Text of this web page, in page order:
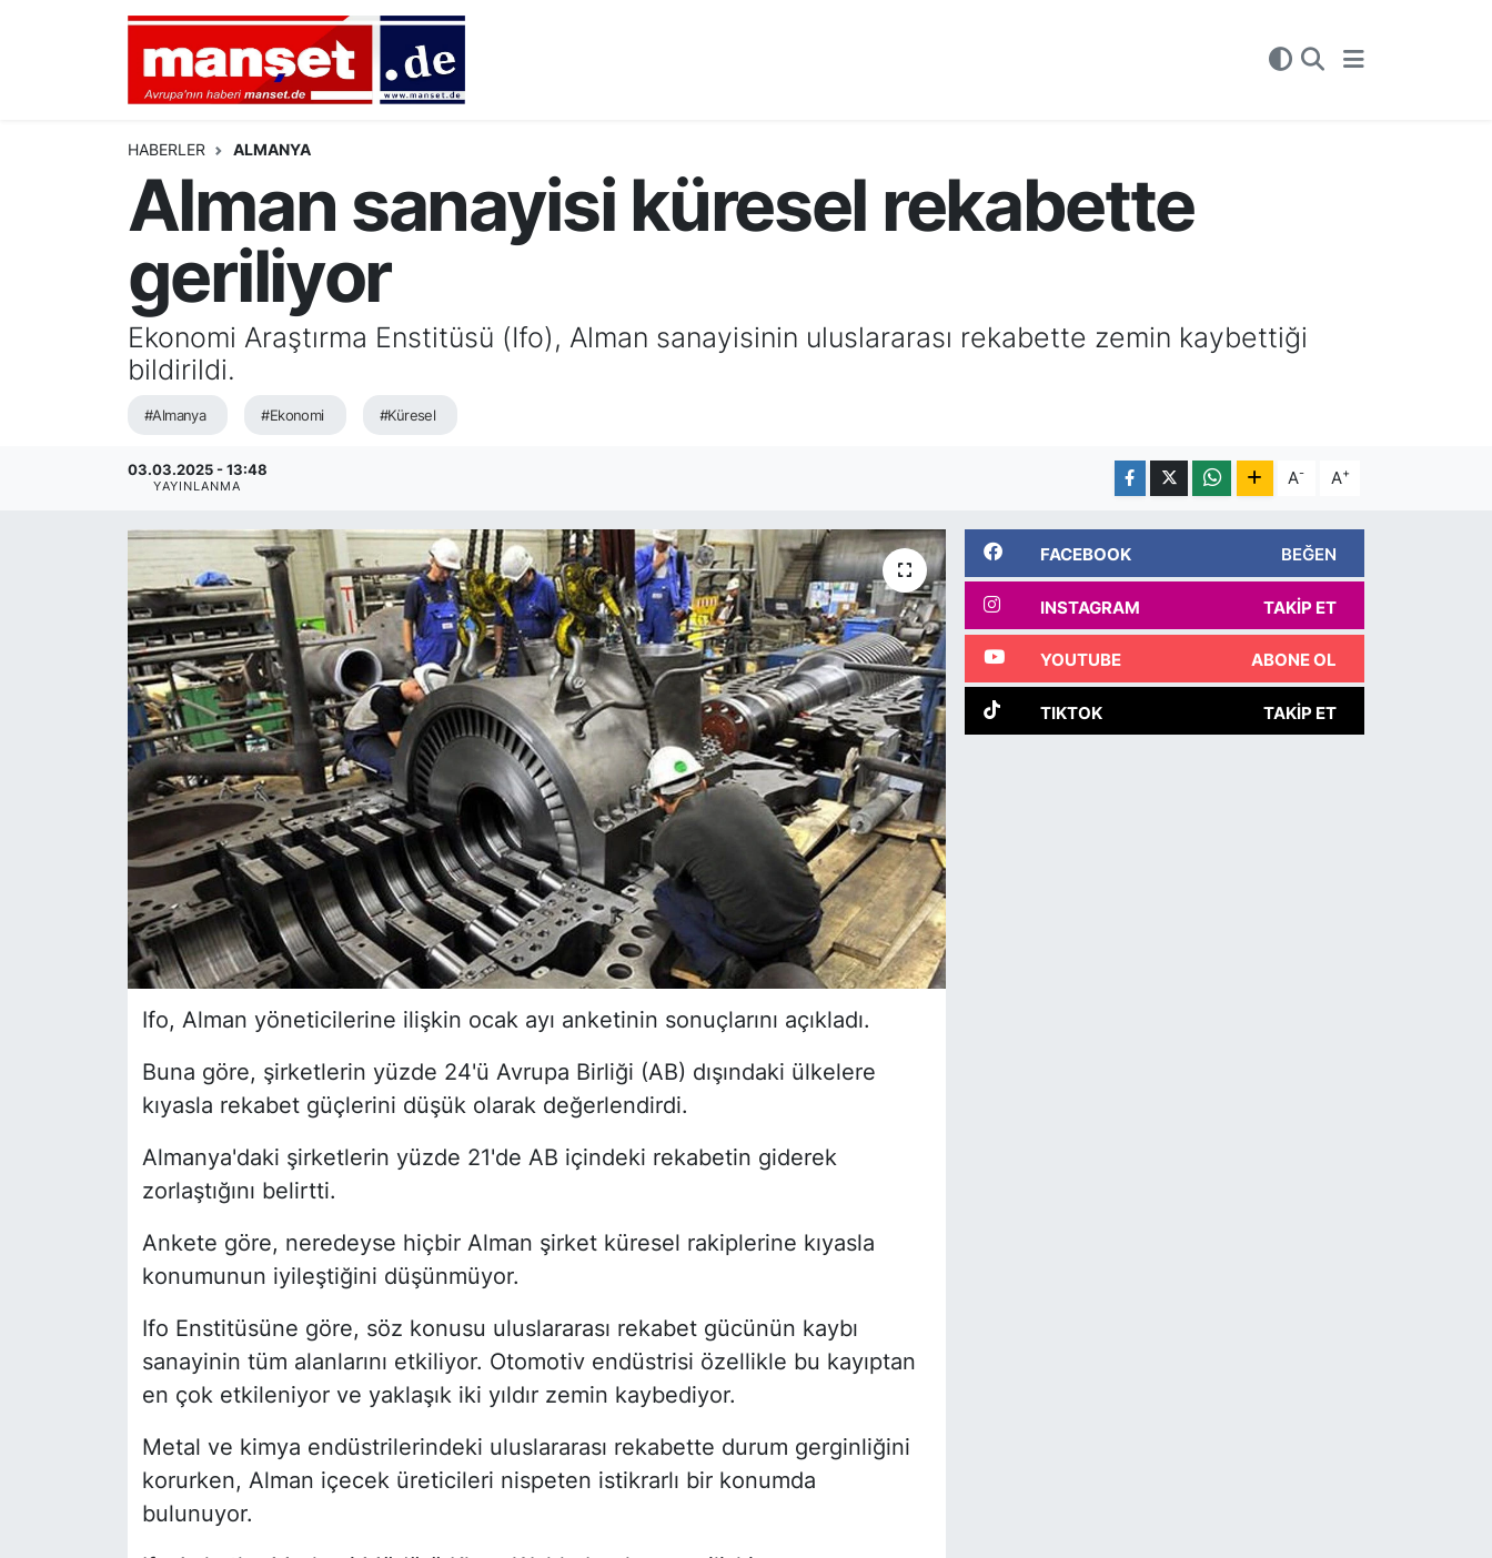
HABERLER ALMANYA
Alman sanayisi küresel rekabette
geriliyor
Ekonomi Araştırma Enstitüsü (Ifo), Alman sanayisinin uluslararası rekabette zemin kaybettiği
bildirildi.
#Almanya #Ekonomi #Küresel
03.03.2025 - 13:48
YAYINLANMA A- A+
Ifo, Alman yöneticilerine ilişkin ocak ayı anketinin sonuçlarını açıkladı.
Buna göre, şirketlerin yüzde 24'ü Avrupa Birliği (AB) dışındaki ülkelere
kıyasla rekabet güçlerini düşük olarak değerlendirdi.
Almanya'daki şirketlerin yüzde 21'de AB içindeki rekabetin giderek
zorlaştığını belirtti.
Ankete göre, neredeyse hiçbir Alman şirket küresel rakiplerine kıyasla
konumunun iyileştiğini düşünmüyor.
Ifo Enstitüsüne göre, söz konusu uluslararası rekabet gücünün kaybı
sanayinin tüm alanlarını etkiliyor. Otomotiv endüstrisi özellikle bu kayıptan
en çok etkileniyor ve yaklaşık iki yıldır zemin kaybediyor.
Metal ve kimya endüstrilerindeki uluslararası rekabette durum gerginliğini
korurken, Alman içecek üreticileri nispeten istikrarlı bir konumda
bulunuyor.
FACEBOOK BEĞEN
INSTAGRAM TAKIP ET
YOUTUBE ABONE OL
TIKTOK TAKIP ET
AVRUPA
ALMANYA
HAMBURG
DEUTSCH
EKONOMİ
SİYASET
SAĞLIK
Nöbetçi Eczaneler
Hava Durumu
Namaz Vakitleri
Puan Durumu ve Fikstür
Tüm Manşetler
Son Dakika Haberleri
Haber Arşivi